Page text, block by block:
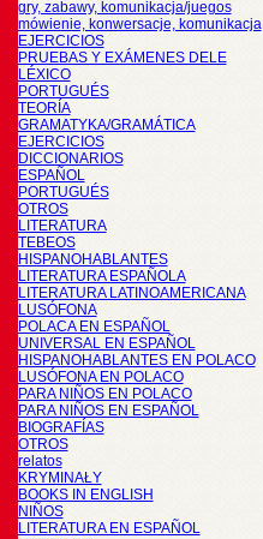
gry, zabawy, komunikacja/juegos
mówienie, konwersacje, komunikacja
EJERCICIOS
PRUEBAS Y EXÁMENES DELE
LÉXICO
PORTUGUÉS
TEORÍA
GRAMATYKA/GRAMÁTICA
EJERCICIOS
DICCIONARIOS
ESPAÑOL
PORTUGUÉS
OTROS
LITERATURA
TEBEOS
HISPANOHABLANTES
LITERATURA ESPAÑOLA
LITERATURA LATINOAMERICANA
LUSÓFONA
POLACA EN ESPAÑOL
UNIVERSAL EN ESPAÑOL
HISPANOHABLANTES EN POLACO
LUSÓFONA EN POLACO
PARA NIÑOS EN POLACO
PARA NIÑOS EN ESPAÑOL
BIOGRAFÍAS
OTROS
relatos
KRYMINAŁY
BOOKS IN ENGLISH
NIÑOS
LITERATURA EN ESPAÑOL